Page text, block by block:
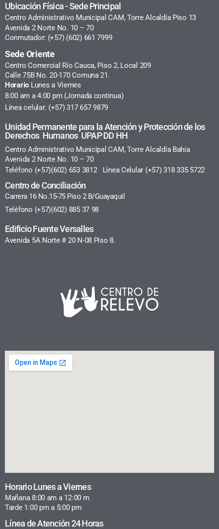
Ubicación Física - Sede Principal
Centro Administrativo Municipal CAM, Torre Alcaldía Piso 13
Avenida 2 Norte No. 10 – 70
Conmutador: (+57) (602) 661 7999
Sede Oriente
Centro Comercial Río Cauca, Piso 2, Local 209
Calle 75B No. 20-170 Comuna 21.
Horario Lunes a Viernes
8:00 am a 4:00 pm (Jornada continua)
Línea celular: (+57) 317 657 9879
Unidad Permanente para la Atención y Protección de los
Derechos Humanos UPAP DD HH
Centro Administrativo Municipal CAM, Torre Alcaldía Bahía
Avenida 2 Norte No. 10 – 70
Teléfono (+57)(602) 653 3812 Línea Celular (+57) 318 335 5722
Centro de Conciliación
Carrera 16 No.15-75 Piso 2 B/Guayaquil
Teléfono (+57)(602) 885 37 98
Edificio Fuente Versalles
Avenida 5A Norte # 20 N-08 Piso 8.
Horario Lunes a Viernes
Mañana 8:00 am a 12:00 m
Tarde 1:00 pm a 5:00 pm
Línea de Atención 24 Horas